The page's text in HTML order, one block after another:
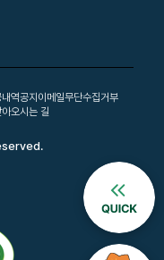
역공지이메일무단수집거부
아오시는 길